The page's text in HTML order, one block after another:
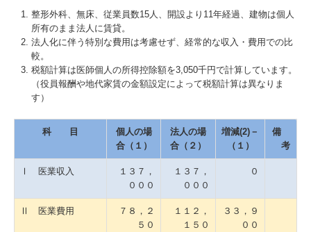
整形外科、無床、従業員数15人、開設より11年経過、建物は個人
所有のまま法人に賃貸。
法人化に伴う特別な費用は考慮せず、経常的な収入・費用での比
較。
税額計算は医師個人の所得控除額を3,050千円で計算しています。
（役員報酬や地代家賃の金額設定によって税額計算は異なりま
す）
科 目
個人の場
合（１）
法人の場
合（２）
増減(2)－
（１）
備
考
Ⅰ 医業収入
１３７，
０００
１３７，
０００
０
Ⅱ 医業費用
７８，２
５０
１１２，
１５０
３３，９
００